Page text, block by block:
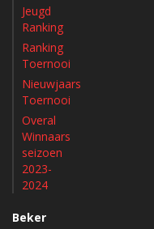
Jeugd
Ranking
Ranking
Toernooi
Nieuwjaars
Toernooi
Overal
Winnaars
seizoen
2023-
2024
Beker